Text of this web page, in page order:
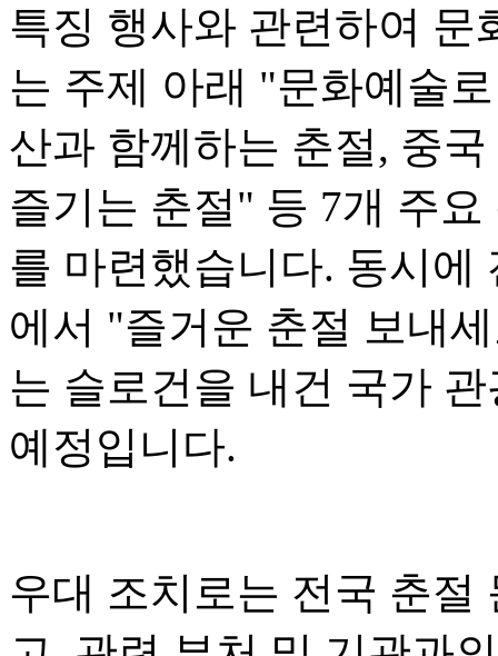
특징 행사와 관련하여
는 주제 아래 "문화예술
산과 함께하는 춘절, 중
즐기는 춘절" 등 7개 주
를 마련했습니다. 동시에
에서 "즐거운 춘절 보내
는 슬로건을 내건 국가
예정입니다.
우대 조치로는 전국 춘절